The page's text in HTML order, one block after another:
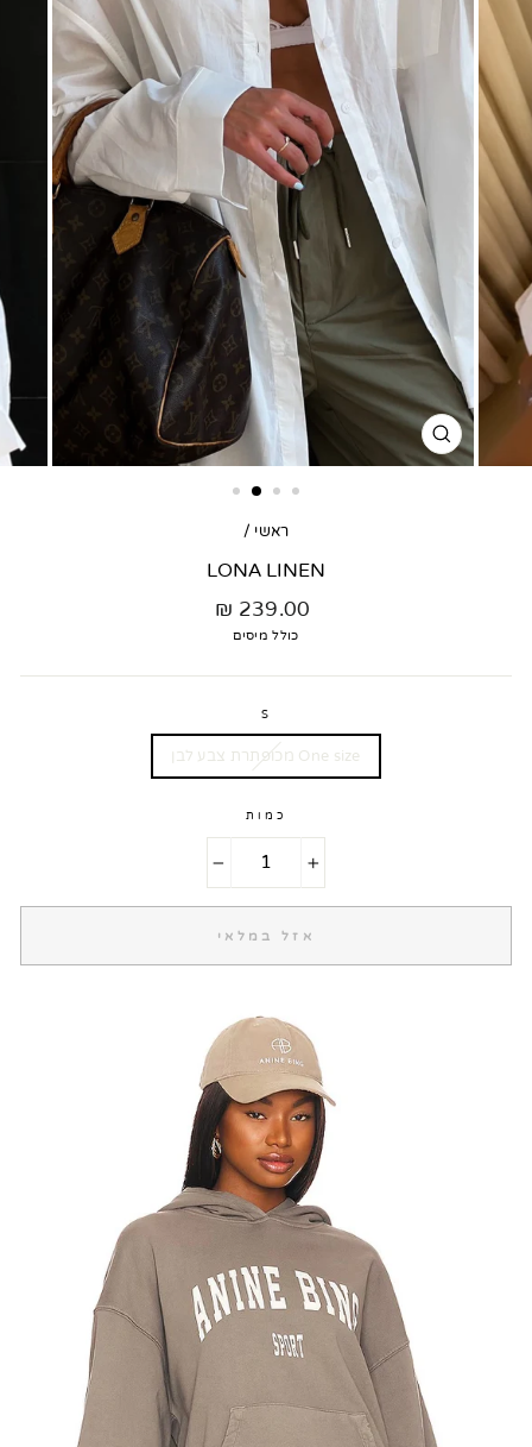
סגור
דגם
ראשי /
LONA LINEN
מחיר
רגיל
239.00 ₪
כולל מיסים
S
One size מכופתרת צבע לבן
כמות
+
אזל במלאי